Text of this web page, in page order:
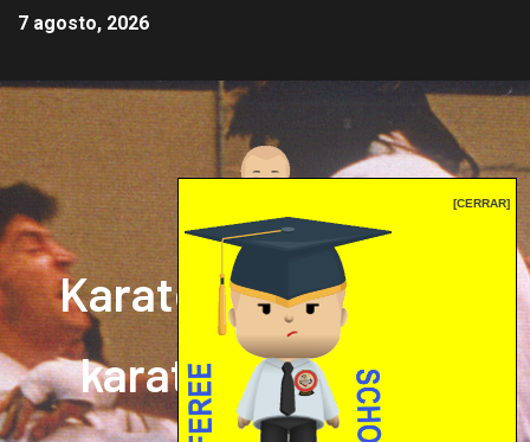
[CERRAR]
7 agosto, 2026
Karate mrprepor: el
karate en internet
El karate en internet